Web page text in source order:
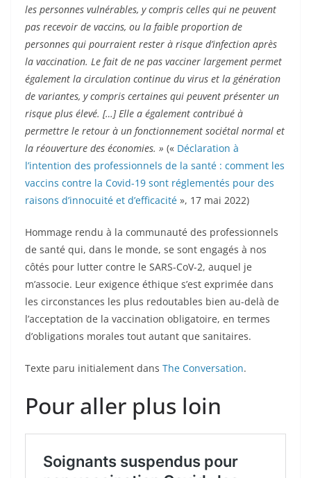
les personnes vulnérables, y compris celles qui ne peuvent
pas recevoir de vaccins, ou la faible proportion de
personnes qui pourraient rester à risque d’infection après
la vaccination. Le fait de ne pas vacciner largement permet
également la circulation continue du virus et la génération
de variantes, y compris certaines qui peuvent présenter un
risque plus élevé. […] Elle a également contribué à
permettre le retour à un fonctionnement sociétal normal et
la réouverture des économies. » (« Déclaration à
l’intention des professionnels de la santé : comment les
vaccins contre la Covid-19 sont réglementés pour des
raisons d’innocuité et d’efficacité », 17 mai 2022)
Hommage rendu à la communauté des professionnels
de santé qui, dans le monde, se sont engagés à nos
côtés pour lutter contre le SARS-CoV-2, auquel je
m’associe. Leur exigence éthique s’est exprimée dans
les circonstances les plus redoutables bien au-delà de
l’acceptation de la vaccination obligatoire, en termes
d’obligations morales tout autant que sanitaires.
Texte paru initialement dans The Conversation.
Pour aller plus loin